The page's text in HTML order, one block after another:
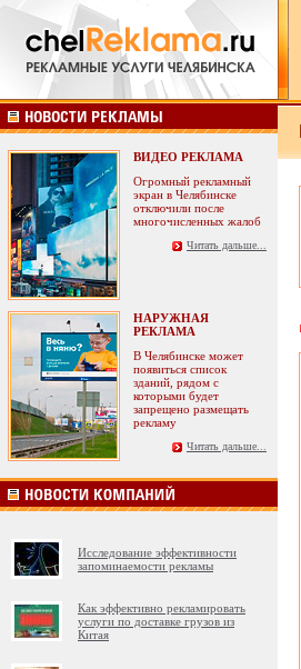
ВИДЕО РЕКЛАМА
Огромный рекламный
экран в Челябинске
отключили после
многочисленных жалоб
Читать дальше...
НАРУЖНАЯ
РЕКЛАМА
В Челябинске может
появиться список
зданий, рядом с
которыми будет
запрещено размещать
рекламу
Читать дальше...
Исследование эффективности
запоминаемости рекламы
Как эффективно рекламировать
услуги по доставке грузов из
Китая